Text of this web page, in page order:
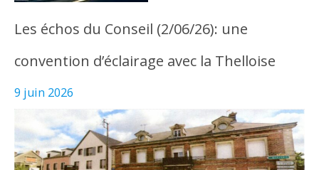
Les échos du Conseil (2/06/26): une
convention d’éclairage avec la Thelloise
9 juin 2026